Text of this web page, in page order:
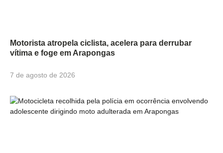
Motorista atropela ciclista, acelera para derrubar
vítima e foge em Arapongas
7 de agosto de 2026